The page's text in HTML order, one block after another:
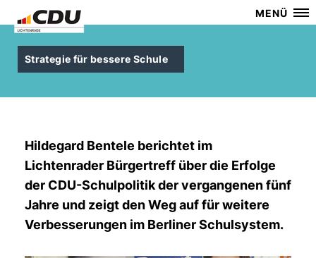
MENÜ
Strategie für bessere Schule
Hildegard Bentele berichtet im
Lichtenrader Bürgertreff über die Erfolge
der CDU-Schulpolitik der vergangenen fünf
Jahre und zeigt den Weg auf für weitere
Verbesserungen im Berliner Schulsystem.